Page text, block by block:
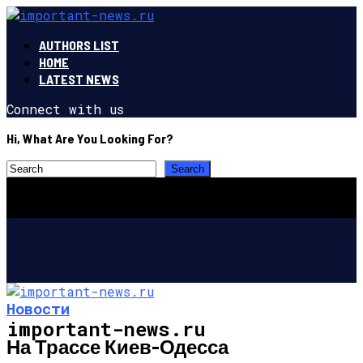
AUTHORS LIST
HOME
LATEST NEWS
Connect with us
Hi, What Are You Looking For?
important-news.ru
Новости
На Трассе Киев-Одесса